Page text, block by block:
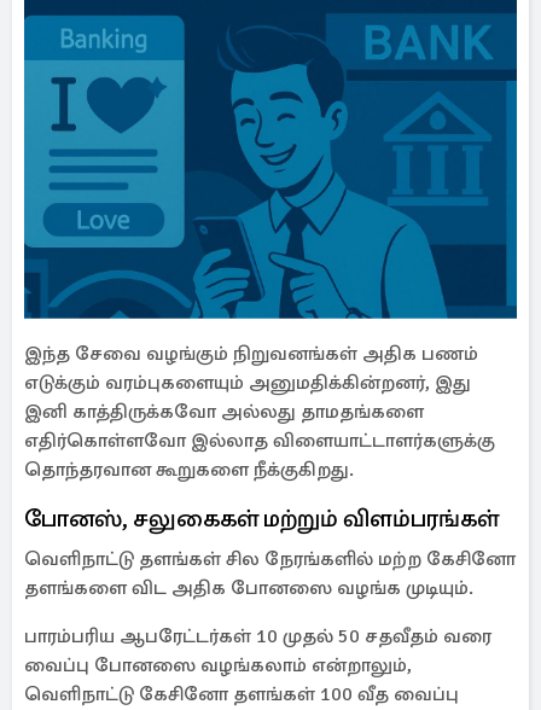
இந்த சேவை வழங்கும் நிறுவனங்கள் அதிக பணம்
எடுக்கும் வரம்புகளையும் அனுமதிக்கின்றனர், இது
இனி காத்திருக்கவோ அல்லது தாமதங்களை
எதிர்கொள்ளவோ இல்லாத விளையாட்டாளர்களுக்கு
தொந்தரவான கூறுகளை நீக்குகிறது.
போனஸ், சலுகைகள் மற்றும் விளம்பரங்கள்
வெளிநாட்டு தளங்கள் சில நேரங்களில் மற்ற கேசினோ
தளங்களை விட அதிக போனஸை வழங்க முடியும்.
பாரம்பரிய ஆபரேட்டர்கள் 10 முதல் 50 சதவீதம் வரை
வைப்பு போனஸை வழங்கலாம் என்றாலும்,
வெளிநாட்டு கேசினோ தளங்கள் 100 வீத வைப்பு